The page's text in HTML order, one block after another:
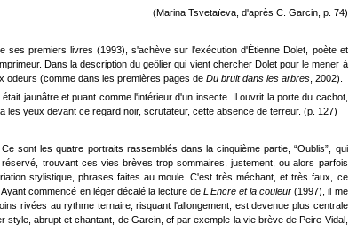
(Marina Tsvetaïeva, d'après C. Garcin, p. 74)
ses premiers livres (1993), s'achève sur l'exécution d'Étienne Dolet, poète et
Dans la description du geôlier qui vient chercher Dolet pour le mener à
odeurs (comme dans les premières pages de Du bruit dans les arbres, 2002).
jaunâtre et puant comme l'intérieur d'un insecte. Il ouvrit la porte du cachot,
les yeux devant ce regard noir, scrutateur, cette absence de terreur. (p. 127)
sont les quatre portraits rassemblés dans la cinquième partie, “Oublis”, qui
trouvant ces vies brèves trop sommaires, justement, ou alors parfois
stylistique, phrases faites au moule. C'est très méchant, et très faux, ce
commencé en léger décalé la lecture deL'Encre et la couleur (1997), il me
rivées au rythme ternaire, risquant l'allongement, est devenue plus centrale
abrupt et chantant, de Garcin, cf par exemple la vie brève de Peire Vidal,